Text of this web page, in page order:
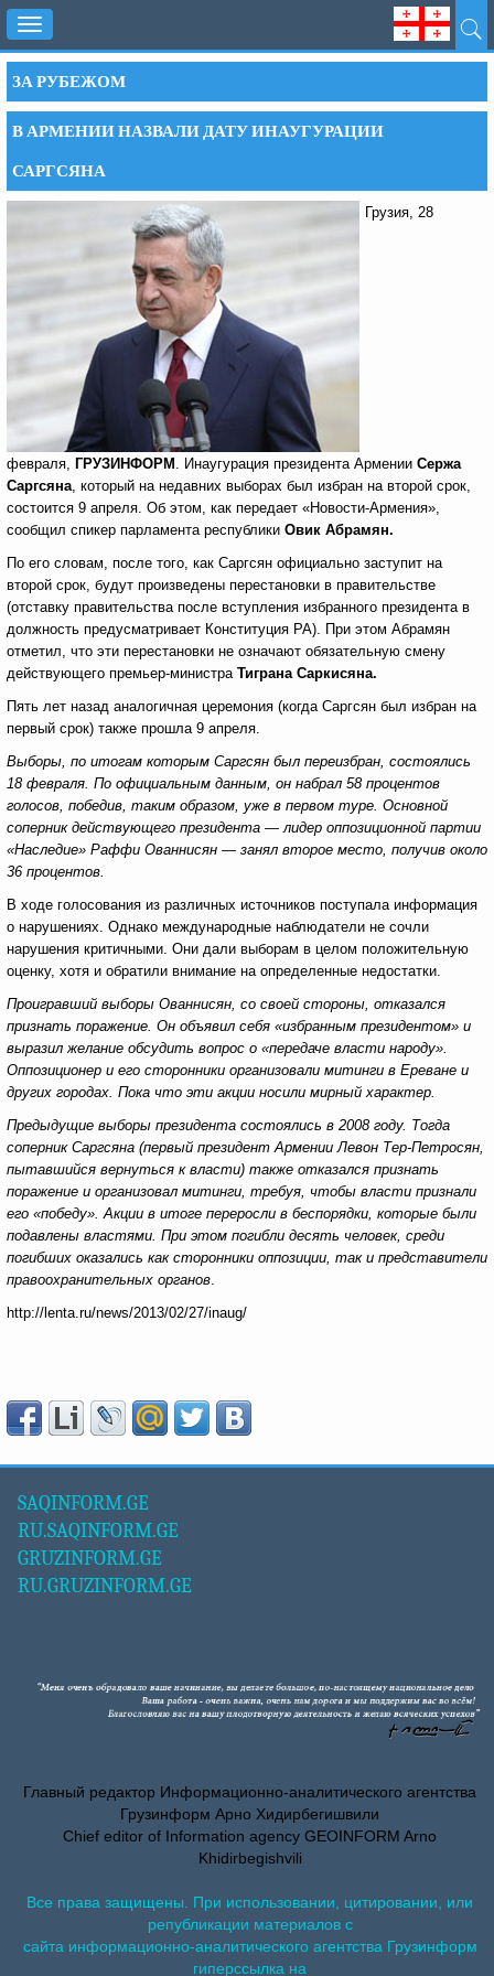
Toggle
navigation
ЗА РУБЕЖОМ
В АРМЕНИИ НАЗВАЛИ ДАТУ ИНАУГУРАЦИИ
САРГСЯНА
Грузия, 28
февраля, ГРУЗИНФОРМ . Инаугурация президента Армении Сержа
Саргсяна, который на недавних выборах был избран на второй срок,
состоится 9 апреля. Об этом, как передает «Новости-Армения»,
сообщил спикер парламента республики Овик Абрамян.
По его словам, после того, как Саргсян официально заступит на
второй срок, будут произведены перестановки в правительстве
(отставку правительства после вступления избранного президента в
должность предусматривает Конституция РА). При этом Абрамян
отметил, что эти перестановки не означают обязательную смену
действующего премьер-министра Тиграна Саркисяна.
Пять лет назад аналогичная церемония (когда Саргсян был избран на
первый срок) также прошла 9 апреля.
Выборы, по итогам которым Саргсян был переизбран, состоялись
18 февраля. По официальным данным, он набрал 58 процентов
голосов, победив, таким образом, уже в первом туре. Основной
соперник действующего президента — лидер оппозиционной партии
«Наследие» Раффи Ованнисян — занял второе место, получив около
36 процентов.
В ходе голосования из различных источников поступала информация
о нарушениях. Однако международные наблюдатели не сочли
нарушения критичными. Они дали выборам в целом положительную
оценку, хотя и обратили внимание на определенные недостатки.
Проигравший выборы Ованнисян, со своей стороны, отказался
признать поражение. Он объявил себя «избранным президентом» и
выразил желание обсудить вопрос о «передаче власти народу».
Оппозиционер и его сторонники организовали митинги в Ереване и
других городах. Пока что эти акции носили мирный характер.
Предыдущие выборы президента состоялись в 2008 году. Тогда
соперник Саргсяна (первый президент Армении Левон Тер-Петросян,
пытавшийся вернуться к власти) также отказался признать
поражение и организовал митинги, требуя, чтобы власти признали
его «победу». Акции в итоге переросли в беспорядки, которые были
подавлены властями. При этом погибли десять человек, среди
погибших оказались как сторонники оппозиции, так и представители
правоохранительных органов.
http://lenta.ru/news/2013/02/27/inaug/
SAQINFORM.GE
RU.SAQINFORM.GE
GRUZINFORM.GE
RU.GRUZINFORM.GE
Главный редактор Информационно-аналитического агентства
Грузинформ Арно Хидирбегишвили
Chief editor of Information agency GEOINFORM Arno
Khidirbegishvili
Все права защищены. При использовании, цитировании, или
републикации материалов с
сайта информационно-аналитического агентства Грузинформ
гиперссылка на